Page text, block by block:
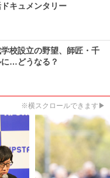
キュメンタリー
校設立の野望、師匠・千
…どうなる？
※横スクロールできます▶